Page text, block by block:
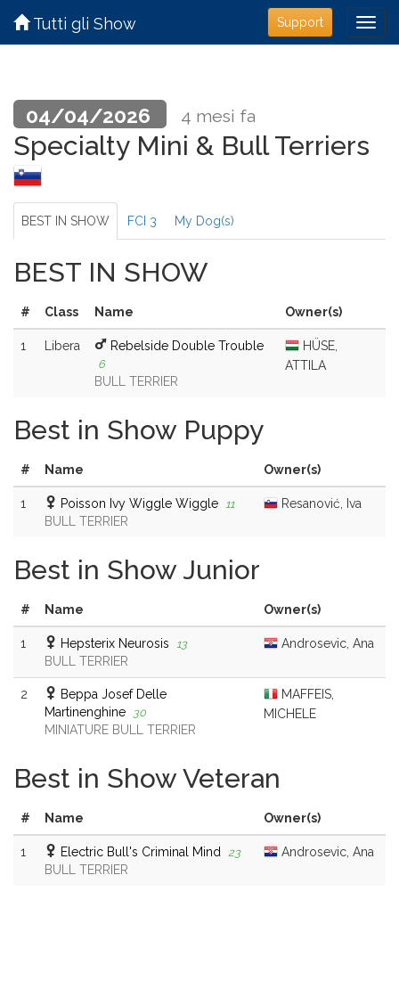
Support
Tutti gli Show
04/04/2026 4 mesi fa
Specialty Mini & Bull Terriers
BEST IN SHOW FCI 3 My Dog(s)
BEST IN SHOW
# Class Name Owner(s)
1 Libera Rebelside Double Trouble
6
BULL TERRIER
HÜSE,
ATTILA
Best in Show Puppy
# Name Owner(s)
1 Poisson Ivy Wiggle Wiggle 11
BULL TERRIER
Resanović, Iva
Best in Show Junior
# Name Owner(s)
1 Hepsterix Neurosis 13
BULL TERRIER
Androsevic, Ana
2
Beppa Josef Delle
Martinenghine
30
MINIATURE BULL TERRIER
MAFFEIS,
MICHELE
Best in Show Veteran
# Name Owner(s)
1 Electric Bull's Criminal Mind 23
BULL TERRIER
Androsevic, Ana